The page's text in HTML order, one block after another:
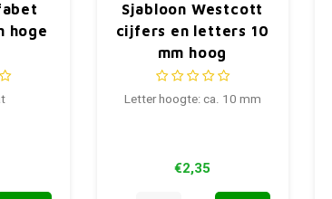
hoge
Sjabloon Westcott
cijfers en letters 10
mm hoog
Letter hoogte: ca. 10 mm
€2,35